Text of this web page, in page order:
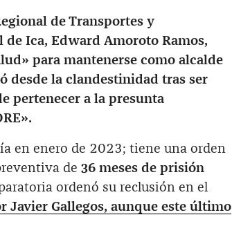
de Transportes y
Ica, Edward Amoroto Ramos,
para mantenerse como alcalde
desde la clandestinidad tras ser
pertenecer a la presunta
en enero de 2023; tiene una orden
de 36 meses de prisión
ordenó su reclusión en el
Javier Gallegos, aunque este último